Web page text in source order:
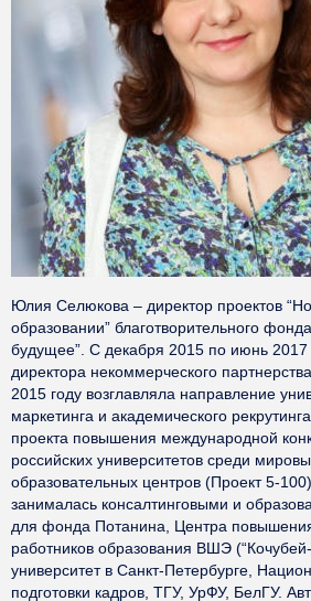
Юлия Селюкова – директор проектов
образовании” благотворительного
будущее”. С декабря 2015 по июнь
директора некоммерческого
2015 году возглавляла направление
маркетинга и академического
проекта повышения международной
российских университетов среди
образовательных центров (Проект 5-
занималась консалтинговыми и
для фонда Потанина, Центра
работников образования ВШЭ
университет в Санкт-Петербурге,
подготовки кадров, ТГУ, УрФУ, БелГУ.